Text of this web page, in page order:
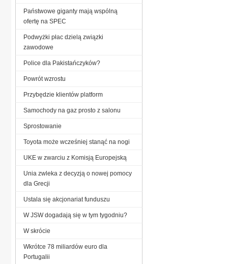
Państwowe giganty mają wspólną
ofertę na SPEC
Podwyżki płac dzielą związki
zawodowe
Police dla Pakistańczyków?
Powrót wzrostu
Przybędzie klientów platform
Samochody na gaz prosto z salonu
Sprostowanie
Toyota może wcześniej stanąć na nogi
UKE w zwarciu z Komisją Europejską
Unia zwleka z decyzją o nowej pomocy
dla Grecji
Ustala się akcjonariat funduszu
W JSW dogadają się w tym tygodniu?
W skrócie
Wkrótce 78 miliardów euro dla
Portugalii